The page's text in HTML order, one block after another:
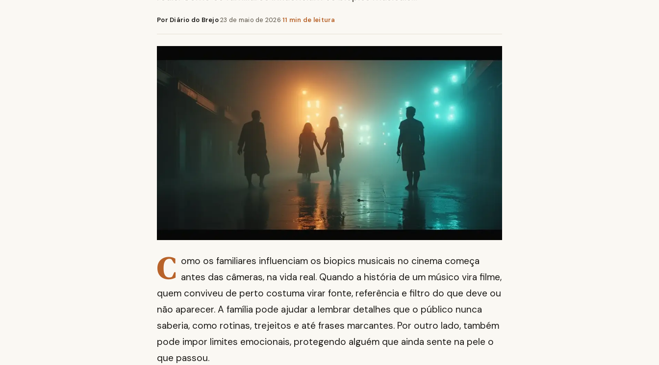
Por Diário do Brejo·23 de maio de 2026·11 min de leitura
C omo os familiares influenciam os biopics musicais no cinema começa
antes das câmeras, na vida real. Quando a história de um músico vira filme,
quem conviveu de perto costuma virar fonte, referência e filtro do que deve ou
não aparecer. A família pode ajudar a lembrar detalhes que o público nunca
saberia, como rotinas, trejeitos e até frases marcantes. Por outro lado, também
pode impor limites emocionais, protegendo alguém que ainda sente na pele o
que passou.